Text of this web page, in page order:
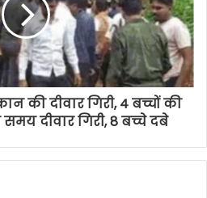
की दीवार गिरी, 4 बच्चों की
दीवार गिरी, 8 बच्चे दबे